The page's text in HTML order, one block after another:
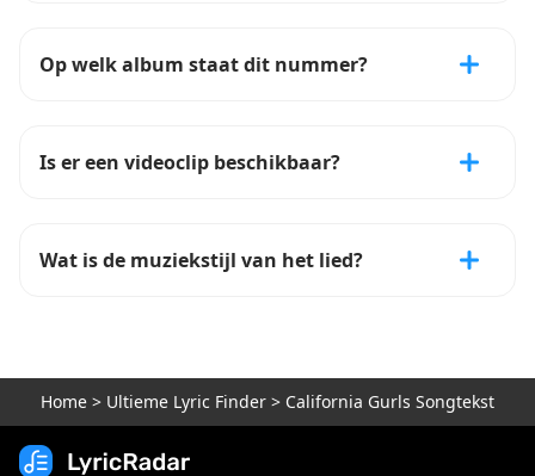
Op welk album staat dit nummer?
Is er een videoclip beschikbaar?
Wat is de muziekstijl van het lied?
Home > Ultieme Lyric Finder > California Gurls Songtekst